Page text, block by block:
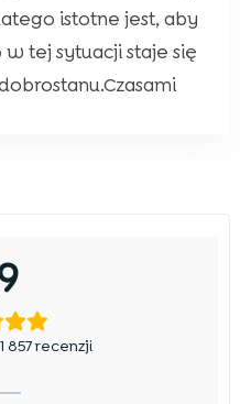
istotne jest, aby
tej sytuacji staje się
857 recenzji